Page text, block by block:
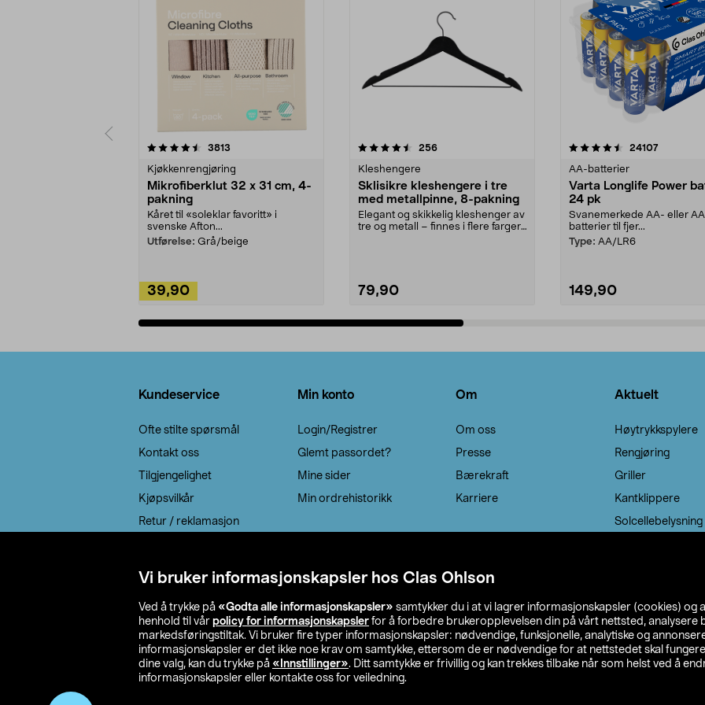
Vi bruker informasjonskapsler hos Clas Ohlson
Ved å trykke på «Godta alle informasjonskapsler» samtykker du i at vi lagrer informasjonskapsler (cookies) og
henhold til vår policy for informasjonskapsler for å forbedre brukeropplevelsen din på vårt nettsted, analysere
markedsføringstiltak. Vi bruker fire typer informasjonskapsler: nødvendige, funksjonelle, analytiske og
informasjonskapsler er det ikke noe krav om samtykke, ettersom de er nødvendige for at nettstedet skal
dine valg, kan du trykke på «Innstillinger». Ditt samtykke er frivillig og kan trekkes tilbake når som helst ved å
informasjonskapsler eller kontakte oss for veiledning.
3813
Kjøkkenrengjøring
Mikrofiberklut 32 x 31 cm, 4-
pakning
Kåret til «soleklar favoritt» i
svenske Afton...
Utførelse: Grå/beige
39,90
4.5av 5 stjerner 256anmeldelser
Kleshengere
Sklisikre kleshengere i tre
med metallpinne, 8-pakning
Elegant og skikkelig kleshenger av
tre og metall – finnes i flere farger.
79,90
4.5av 5 stjerner 24107
AA-batterier
Varta Longlife Power
24 pk
Svanemerkede AA- eller
batterier til fjer...
Type: AA/LR6
149,90
4.5av 5 stjerner
Kundeservice
Ofte stilte spørsmål
Kontakt oss
Tilgjengelighet
Kjøpsvilkår
Retur / reklamasjon
Min konto
Login/Registrer
Glemt passordet?
Mine sider
Min ordrehistorikk
Om
Om oss
Presse
Bærekraft
Karriere
Aktuelt
Høytrykkspylere
Rengjøring
Griller
Kantklippere
Solcellebelysning